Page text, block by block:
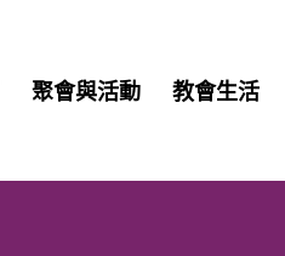
聚會與活動 教會生活